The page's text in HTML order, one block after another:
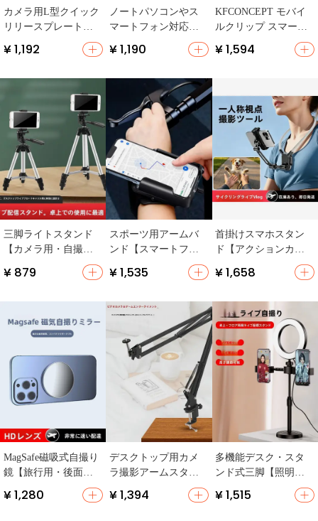
カメラ用L型クイック
リリースプレート
【スマートフォン固
定スタンド・撮影補
¥ 1,192
ノートパソコンやス
マートフォン対応の
充電ケーブル【デス
ク用・太型・監視カ
ーダー用】
¥ 1,190
KFCONCEPT モバイ
ルクリップ スマート
フォン用三脚マウン
ト【熱靴固定・多機
¥ 1,594
三脚ライトスタンド
【カメラ用・自撮
り・アウトドア・デ
スクトップ対応】
¥ 879
スポーツ用アームバ
ンド【スマートフォ
ンホルダー・回転機
能付き・ランニン
イン】
¥ 1,535
首掛けスマホスタン
ド【アクションカメ
ラ用・釣りやサイク
リングに最適・胸部
¥ 1,658
MagSafe磁吸式自撮り
鏡【旅行用・後面撮
影対応・高画質・コ
ンパクト設計】
¥ 1,280
デスクトップ用カメ
ラ撮影アームスタン
ル・定位置固定】
¥ 1,394
多機能デスク・スタ
ンド式三脚【照明付
き・撮影用・インフ
ルエンサー向け・自
¥ 1,515